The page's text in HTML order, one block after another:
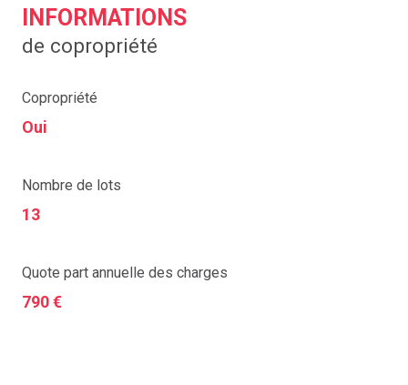
INFORMATIONS
de copropriété
Copropriété
Oui
Nombre de lots
13
Quote part annuelle des charges
790 €